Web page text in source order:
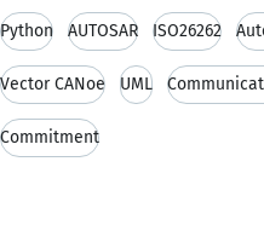
Python AUTOSAR ISO26262
Vector CANoe UML
Commitment